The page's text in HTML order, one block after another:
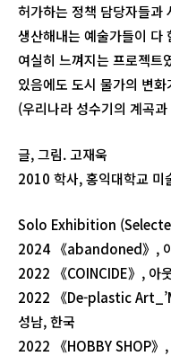
허가하는 정책 담당자들과
생산해내는 예술가들이 다
여실히 느껴지는 프로젝트
있음에도 도시 물가의 변
(우리나라 성수기의 계곡
글, 그림. 고재욱
2010 학사, 홍익대학교 미
Solo Exhibition
2024 《abandoned》,
2022 《COINCIDE》, 아
2022 《De-plastic
성남, 한국
2022 《HOBBY SHOP》